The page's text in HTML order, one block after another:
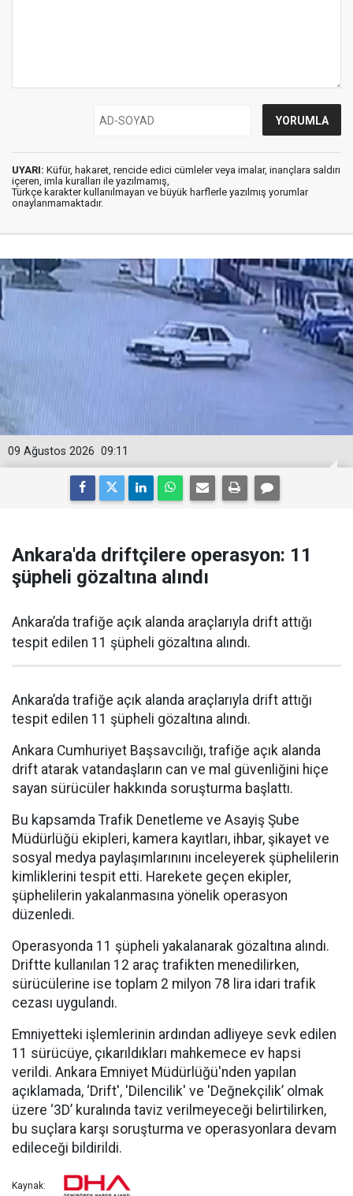
UYARI: Küfür, hakaret, rencide edici cümleler veya imalar, inançlara saldırı
içeren, imla kuralları ile yazılmamış,
Türkçe karakter kullanılmayan ve büyük harflerle yazılmış yorumlar
onaylanmamaktadır.
09:11
09 Ağustos 2026
Ankara'da driftçilere operasyon: 11
şüpheli gözaltına alındı
Ankara’da trafiğe açık alanda araçlarıyla drift attığı
tespit edilen 11 şüpheli gözaltına alındı.
Ankara’da trafiğe açık alanda araçlarıyla drift attığı
tespit edilen 11 şüpheli gözaltına alındı.
Ankara Cumhuriyet Başsavcılığı, trafiğe açık alanda
drift atarak vatandaşların can ve mal güvenliğini hiçe
sayan sürücüler hakkında soruşturma başlattı.
Bu kapsamda Trafik Denetleme ve Asayiş Şube
Müdürlüğü ekipleri, kamera kayıtları, ihbar, şikayet ve
sosyal medya paylaşımlarınını inceleyerek şüphelilerin
kimliklerini tespit etti. Harekete geçen ekipler,
şüphelilerin yakalanmasına yönelik operasyon
düzenledi.
Operasyonda 11 şüpheli yakalanarak gözaltına alındı.
Driftte kullanılan 12 araç trafikten menedilirken,
sürücülerine ise toplam 2 milyon 78 lira idari trafik
cezası uygulandı.
Emniyetteki işlemlerinin ardından adliyeye sevk edilen
11 sürücüye, çıkarıldıkları mahkemece ev hapsi
verildi. Ankara Emniyet Müdürlüğü'nden yapılan
açıklamada, ‘Drift', 'Dilencilik' ve 'Değnekçilik’ olmak
üzere ‘3D’ kuralında taviz verilmeyeceği belirtilirken,
bu suçlara karşı soruşturma ve operasyonlara devam
edileceği bildirildi.
Kaynak: